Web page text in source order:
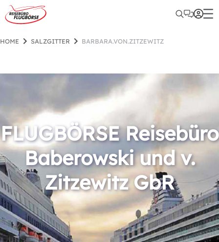
HOME SALZGITTER BARBARA.VON.ZITZEWITZ
FLUGBÖRSE Reisebüro
Baberowski und v.
Zitzewitz GbR